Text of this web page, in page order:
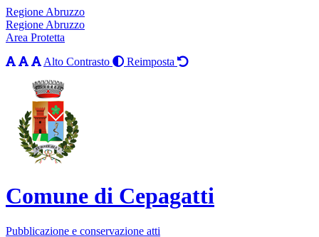
Regione Abruzzo
Regione Abruzzo
Area Protetta
Alto Contrasto
Reimposta
Comune di Cepagatti
Pubblicazione e conservazione atti